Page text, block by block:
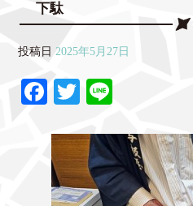
下駄
投稿日 2025年5月27日
Fa
bo
ok
T
tte
r